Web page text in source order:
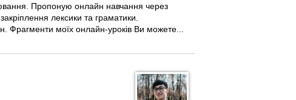
Пропоную онлайн навчання через
лексики та граматики.
Фрагменти моїх онлайн-уроків Ви можете...